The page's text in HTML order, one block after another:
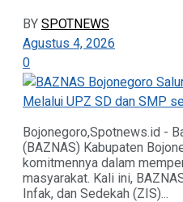
BYSPOTNEWS
Agustus 4, 2026
0
Bojonegoro,Spotnews.id -
(BAZNAS) Kabupaten
komitmennya dalam
masyarakat. Kali ini,
Infak, dan Sedekah (ZIS)...